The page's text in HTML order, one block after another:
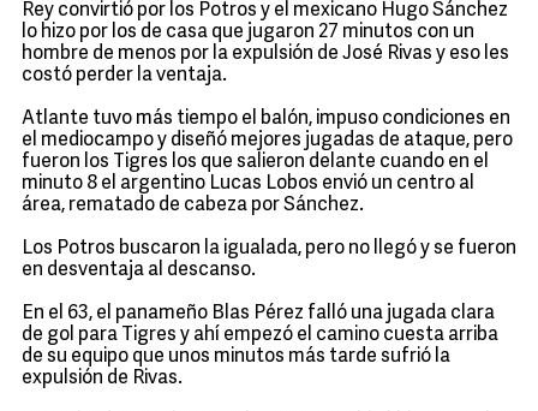
Rey convirtió por los Potros y el mexicano Hugo Sánchez
lo hizo por los de casa que jugaron 27 minutos con un
hombre de menos por la expulsión de José Rivas y eso les
costó perder la ventaja.
Atlante tuvo más tiempo el balón, impuso condiciones en
el mediocampo y diseñó mejores jugadas de ataque, pero
fueron los Tigres los que salieron delante cuando en el
minuto 8 el argentino Lucas Lobos envió un centro al
área, rematado de cabeza por Sánchez.
Los Potros buscaron la igualada, pero no llegó y se fueron
en desventaja al descanso.
En el 63, el panameño Blas Pérez falló una jugada clara
de gol para Tigres y ahí empezó el camino cuesta arriba
de su equipo que unos minutos más tarde sufrió la
expulsión de Rivas.